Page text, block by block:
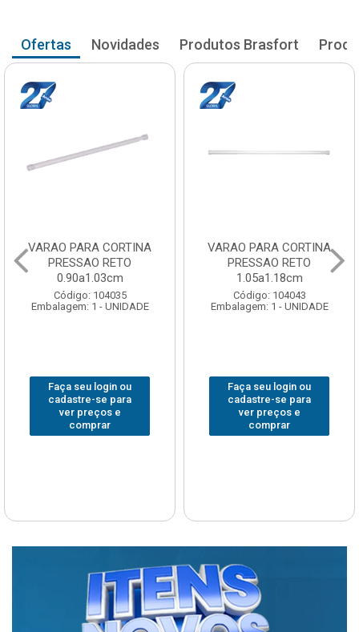
Ofertas Novidades Produtos Brasfort
VARAO PARA CORTINA
PRESSAO RETO
1.05a1.18cm
Código: 104043
Embalagem: 1 - UNIDADE
Faça seu login ou
cadastre-se para
ver preços e
comprar
VARAO PARA CORTINA
PRESSAO RETO
1.20a1.33cm
Código: 104051
Embalagem: 1 - UNIDADE
Faça seu login ou
cadastre-se para
ver preços e
comprar